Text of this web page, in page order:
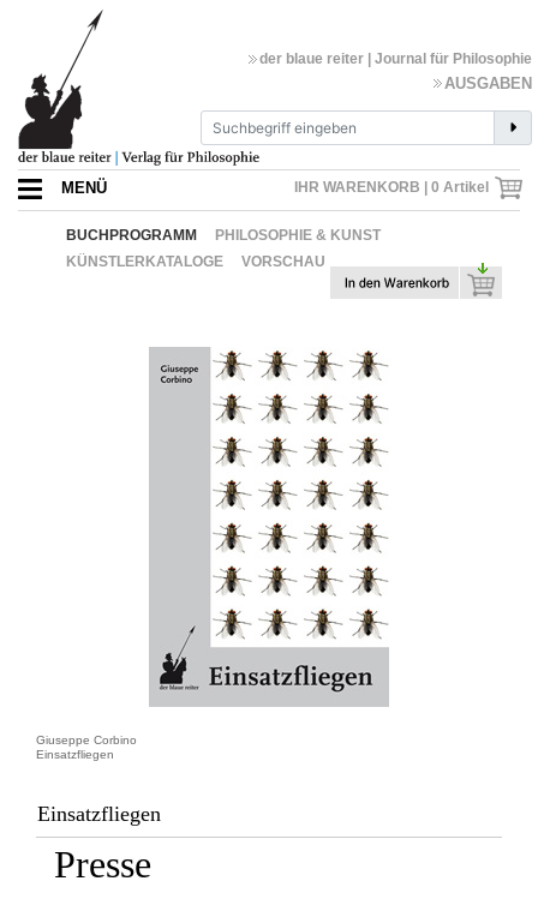
IHR WARENKORB | 0 Artikel
der blaue reiter | Journal für Philosophie
AUSGABEN
MENÜ
BUCHPROGRAMM
PHILOSOPHIE & KUNST
KÜNSTLERKATALOGE
VORSCHAU
Giuseppe Corbino
Einsatzfliegen
Einsatzfliegen
Presse